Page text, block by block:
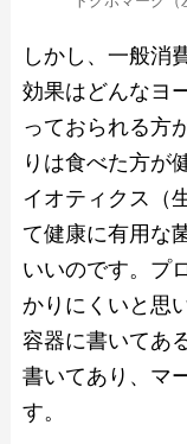
しかし、一般消
効果はどんなヨ
っておられる方
りは食べた方が
イオティクス（
て健康に有用な
いいのです。プ
かりにくいと思
容器に書いてあ
書いてあり、マ
す。